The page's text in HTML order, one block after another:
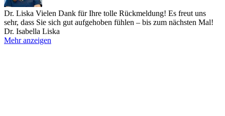
Dr. Liska Vielen Dank für Ihre tolle Rückmeldung! Es freut uns
sehr, dass Sie sich gut aufgehoben fühlen – bis zum nächsten Mal!
Dr. Isabella Liska
Mehr anzeigen